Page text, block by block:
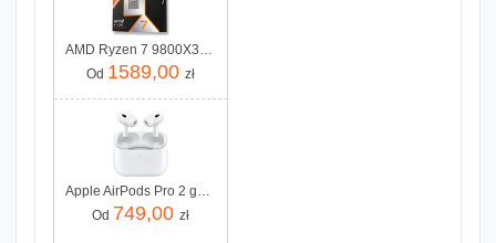
AMD Ryzen 7 9800X3D 4,7GHz OEM
Od 1589,00 zł
Apple AirPods Pro 2 gen MagSafe USB-C (MTJV3ZM/A)
Od 749,00 zł